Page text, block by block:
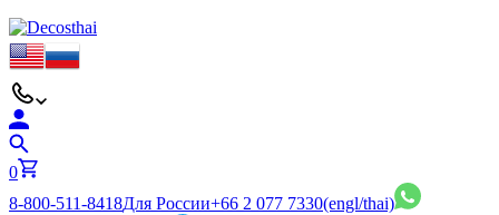
0
8-800-511-8418Для России+66 2 077 7330(engl/thai)